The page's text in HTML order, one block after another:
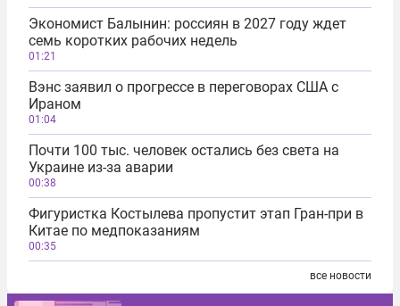
Экономист Балынин: россиян в 2027 году ждет
семь коротких рабочих недель
01:21
Вэнс заявил о прогрессе в переговорах США с
Ираном
01:04
Почти 100 тыс. человек остались без света на
Украине из-за аварии
00:38
Фигуристка Костылева пропустит этап Гран-при в
Китае по медпоказаниям
00:35
все новости